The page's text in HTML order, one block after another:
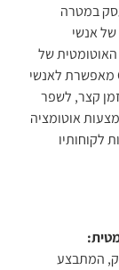
במטרה
של אנשי
האוטומטית של
לידים חדשים ממקורות שונים לתוך מערכת CRM מאפשרת לאנשי
קצר, לשפר
אוטומציה
לקוחותיו
המתבצע